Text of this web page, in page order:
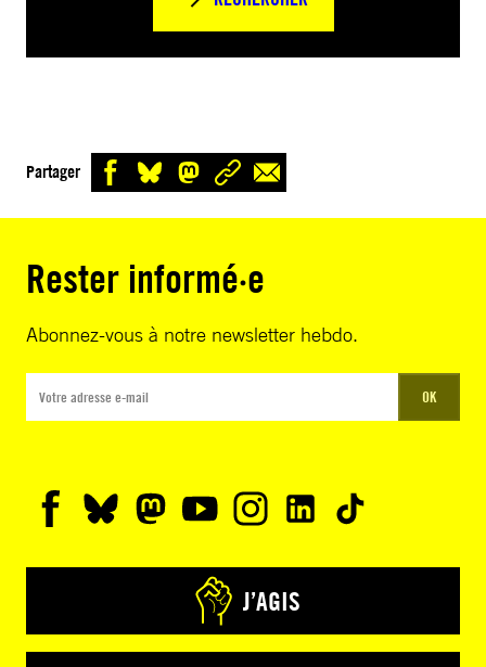
Partager
Rester informé·e
Abonnez-vous à notre newsletter hebdo.
OK
J’AGIS